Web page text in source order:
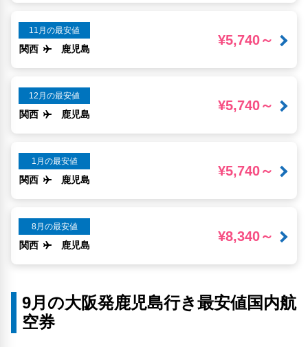
11月の最安値
関西 鹿児島
¥5,740～
12月の最安値
関西 鹿児島
¥5,740～
1月の最安値
関西 鹿児島
¥5,740～
8月の最安値
関西 鹿児島
¥8,340～
9月の大阪発鹿児島行き最安値国内航
空券